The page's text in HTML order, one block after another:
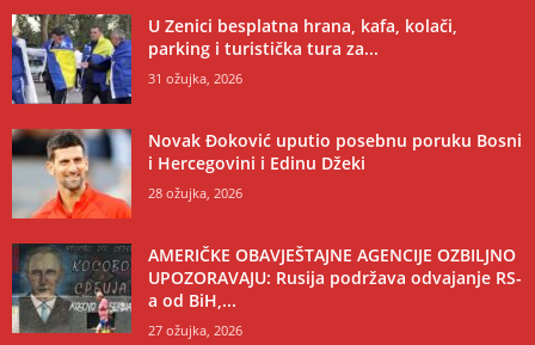
U Zenici besplatna hrana, kafa, kolači,
parking i turistička tura za...
31 ožujka, 2026
Novak Đoković uputio posebnu poruku Bosni
i Hercegovini i Edinu Džeki
28 ožujka, 2026
AMERIČKE OBAVJEŠTAJNE AGENCIJE OZBILJNO
UPOZORAVAJU: Rusija podržava odvajanje RS-
a od BiH,...
27 ožujka, 2026